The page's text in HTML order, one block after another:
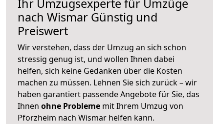
Ihr Umzugsexperte für Umzüge
nach Wismar Günstig und
Preiswert
Wir verstehen, dass der Umzug an sich schon
stressig genug ist, und wollen Ihnen dabei
helfen, sich keine Gedanken über die Kosten
machen zu müssen. Lehnen Sie sich zurück – wir
haben garantiert passende Angebote für Sie, das
Ihnen ohne Probleme mit Ihrem Umzug von
Pforzheim nach Wismar helfen kann.